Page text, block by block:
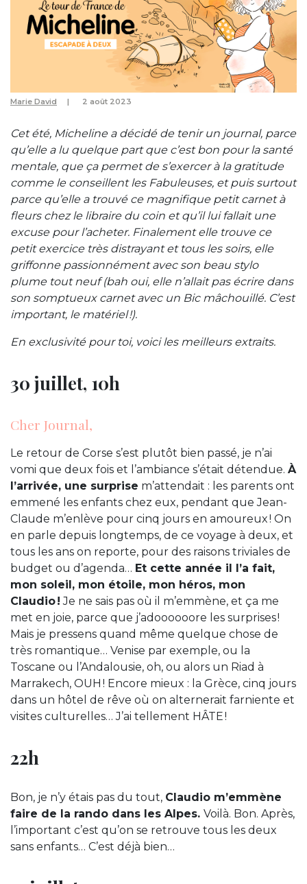
Marie David 2 août 2023
Cet été, Micheline a décidé de tenir un journal, parce
qu’elle a lu quelque part que c’est bon pour la santé
mentale, que ça permet de s’exercer à la gratitude
comme le conseillent les Fabuleuses, et puis surtout
parce qu’elle a trouvé ce magnifique petit carnet à
fleurs chez le libraire du coin et qu’il lui fallait une
excuse pour l’acheter. Finalement elle trouve ce
petit exercice très distrayant et tous les soirs, elle
griffonne passionnément avec son beau stylo
plume tout neuf (bah oui, elle n’allait pas écrire dans
son somptueux carnet avec un Bic mâchouillé. C’est
important, le matériel !).
En exclusivité pour toi, voici les meilleurs extraits.
30 juillet, 10h
Cher Journal,
Le retour de Corse s’est plutôt bien passé, je n’ai
vomi que deux fois et l’ambiance s’était détendue. À
l’arrivée, une surprise m’attendait : les parents ont
emmené les enfants chez eux, pendant que Jean-
Claude m’enlève pour cinq jours en amoureux ! On
en parle depuis longtemps, de ce voyage à deux, et
tous les ans on reporte, pour des raisons triviales de
budget ou d’agenda… Et cette année il l’a fait,
mon soleil, mon étoile, mon héros, mon
Claudio ! Je ne sais pas où il m’emmène, et ça me
met en joie, parce que j’adoooooore les surprises !
Mais je pressens quand même quelque chose de
très romantique… Venise par exemple, ou la
Toscane ou l’Andalousie, oh, ou alors un Riad à
Marrakech, OUH ! Encore mieux : la Grèce, cinq jours
dans un hôtel de rêve où on alternerait farniente et
visites culturelles… J’ai tellement HÂTE !
22h
Bon, je n’y étais pas du tout, Claudio m’emmène
faire de la rando dans les Alpes. Voilà. Bon. Après,
l’important c’est qu’on se retrouve tous les deux
sans enfants… C’est déjà bien…